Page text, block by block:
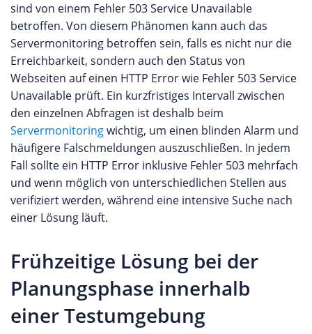
sind von einem Fehler 503 Service Unavailable
betroffen. Von diesem Phänomen kann auch das
Servermonitoring betroffen sein, falls es nicht nur die
Erreichbarkeit, sondern auch den Status von
Webseiten auf einen HTTP Error wie Fehler 503 Service
Unavailable prüft. Ein kurzfristiges Intervall zwischen
den einzelnen Abfragen ist deshalb beim
Servermonitoringwichtig, um einen blinden Alarm und
häufigere Falschmeldungen auszuschließen. In jedem
Fall sollte ein HTTP Error inklusive Fehler 503 mehrfach
und wenn möglich von unterschiedlichen Stellen aus
verifiziert werden, während eine intensive Suche nach
einer Lösung läuft.
Frühzeitige Lösung bei der
Planungsphase innerhalb
einer Testumgebung